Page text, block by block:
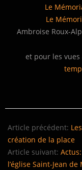
Le
Le
Ambroise Roux-
et pour les
02-
07
Article précédent:
création de la place
Article suivant:
l’église Saint-Jean de